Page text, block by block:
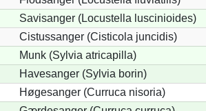
Savisanger (Locustella luscinioides)
Cistussanger (Cisticola juncidis)
Munk (Sylvia atricapilla)
Havesanger (Sylvia borin)
Høgesanger (Curruca nisoria)